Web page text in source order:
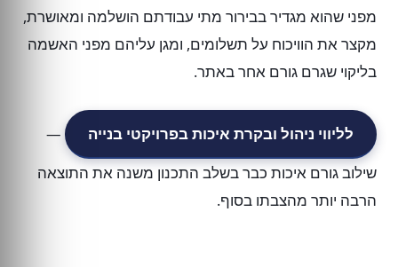
מפני שהוא מגדיר בבירור מתי עבודתם הושלמה ומאושרת,
מקצר את הוויכוח על תשלומים, ומגן עליהם מפני האשמה
בליקוי שגרם גורם אחר באתר.
לליווי ניהול ובקרת איכות בפרויקטי בנייה
—
שילוב גורם איכות כבר בשלב התכנון משנה את התוצאה
הרבה יותר מהצבתו בסוף.